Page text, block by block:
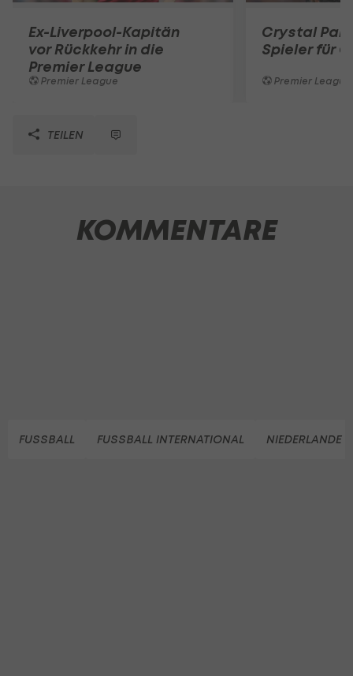
Ex-Liverpool-Kapitän
vor Rückkehr in die
Premier League
Premier League
Crystal
Spieler für
Premier League
TEILEN
KOMMENTARE
FUSSBALL FUSSBALL INTERNATIONAL NIEDERLANDE